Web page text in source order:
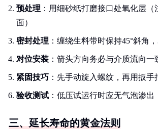
预处理 ：用细砂纸打磨接口处氧化层（
面）
密封处理 ：缠绕生料带时保持45°斜角
对位安装 ：箭头方向务必与介质流向一
紧固技巧 ：先手动旋入螺纹，再用扳手
验收测试 ：低压试运行时应无气泡渗出
三、延长寿命的黄金法则